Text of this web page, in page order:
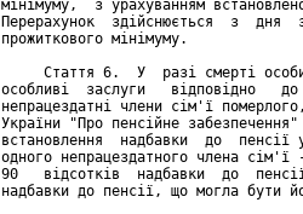
мінімуму,  з урахуванням
Перерахунок  здійснюється  з  дня
прожиткового мінімуму.
Стаття 6.  У  разі смерті
особливі  заслуги   відповідно
непрацездатні члени сім'ї
України "Про пенсійне
встановлення  надбавки  до  пенсії
одного непрацездатного члена
90   відсотків  надбавки  до
надбавки до пенсії, що могла бути